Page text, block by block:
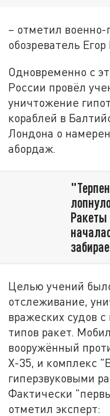
– отметил
обозреватель
Одновременно с
России провёл
уничтожение
кораблей в
Лондона о
абордаж.
Целью учений
отслеживание,
вражеских судов
типов ракет.
вооружённый
Х-35, и комплекс
гиперзвуковыми
Фактически
отметил эксперт: